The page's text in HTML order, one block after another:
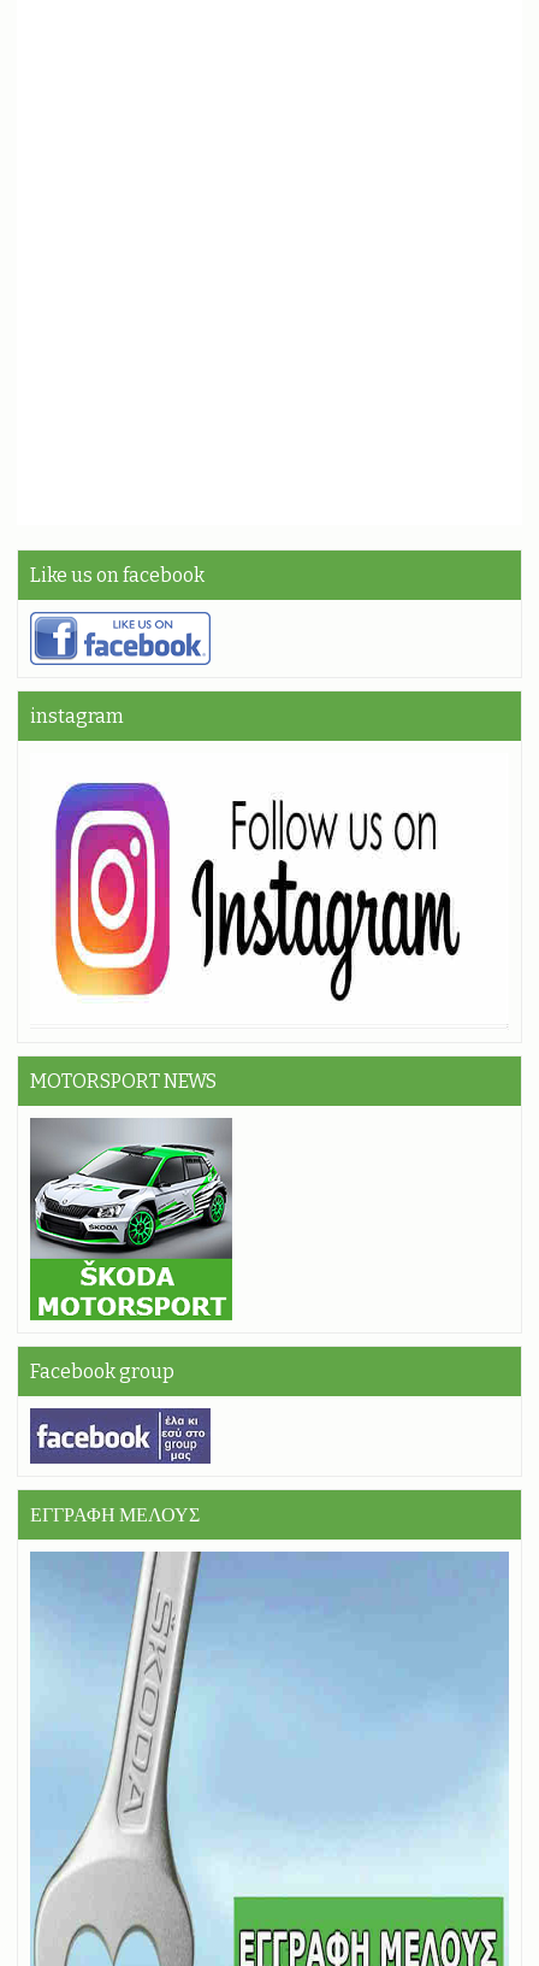
Like us on facebook
instagram
MOTORSPORT NEWS
Facebook group
ΕΓΓΡΑΦΗ ΜΕΛΟΥΣ